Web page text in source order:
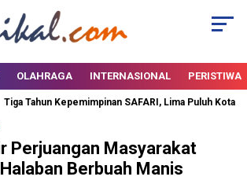
OLAHRAGA INTERNASIONAL PERISTIWA
Tahun Kepemimpinan SAFARI, Lima Puluh Kota
Perjuangan Masyarakat
Berbuah Manis